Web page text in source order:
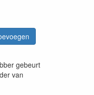
gebeurt
van